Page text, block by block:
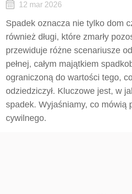
12 mar 2026
Spadek oznacza nie tylko dom
również długi, które zmarły
przewiduje różne scenariusze
pełnej, całym majątkiem
ograniczoną do wartości tego,
odziedziczył. Kluczowe jest, w
spadek. Wyjaśniamy, co mówią
cywilnego.